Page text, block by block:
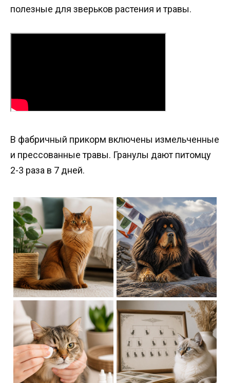
полезные для зверьков растения и травы.
В фабричный прикорм включены измельченные
и прессованные травы. Гранулы дают питомцу
2-3 раза в 7 дней.